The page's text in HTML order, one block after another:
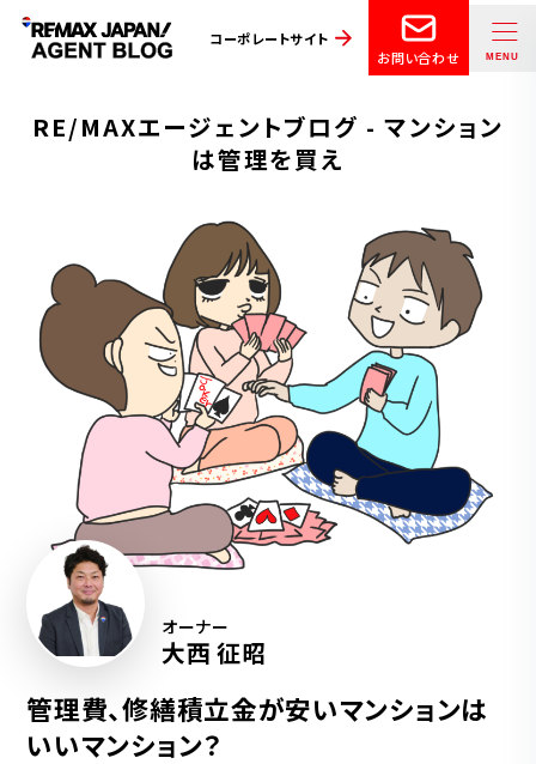
コーポレートサイト
お問い合わせ
RE/MAXエージェントブログ - マンション
は管理を買え
オーナー
大西 征昭
管理費、修繕積立金が安いマンションは
いいマンション？